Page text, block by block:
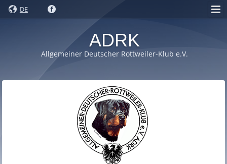
DE
ADRK
Allgemeiner Deutscher Rottweiler-Klub e.V.